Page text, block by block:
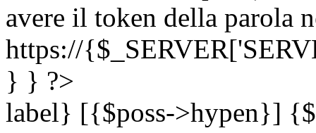
avere il token della parola
https://
} } ?>
label} [{$poss->hypen}]